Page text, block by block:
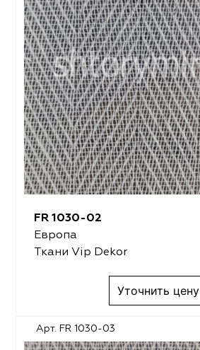
FR 1030-02
Европа
Ткани Vip Dekor
Уточнить цену
Арт. FR 1030-03